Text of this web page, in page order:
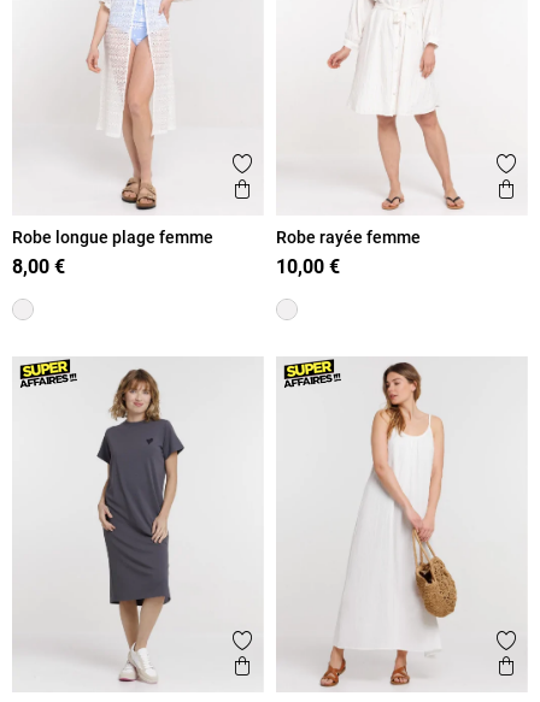
Ajouter aux favoris
Aperçu rapide
Robe longue plage femme
8,00 €
Robe rayée femme
10,00 €
Ajouter aux favoris
Aperçu rapide